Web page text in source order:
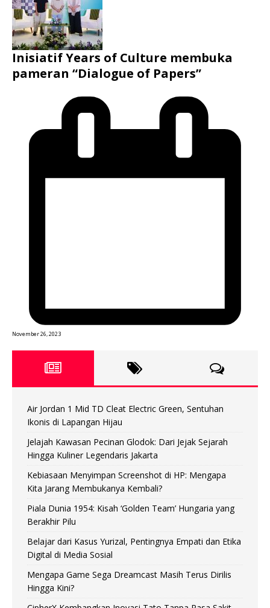
Inisiatif Years of Culture membuka
pameran “Dialogue of Papers”
November 26, 2023
Air Jordan 1 Mid TD Cleat Electric Green, Sentuhan
Ikonis di Lapangan Hijau
Jelajah Kawasan Pecinan Glodok: Dari Jejak Sejarah
Hingga Kuliner Legendaris Jakarta
Kebiasaan Menyimpan Screenshot di HP: Mengapa
Kita Jarang Membukanya Kembali?
Piala Dunia 1954: Kisah ‘Golden Team’ Hungaria yang
Berakhir Pilu
Belajar dari Kasus Yurizal, Pentingnya Empati dan Etika
Digital di Media Sosial
Mengapa Game Sega Dreamcast Masih Terus Dirilis
Hingga Kini?